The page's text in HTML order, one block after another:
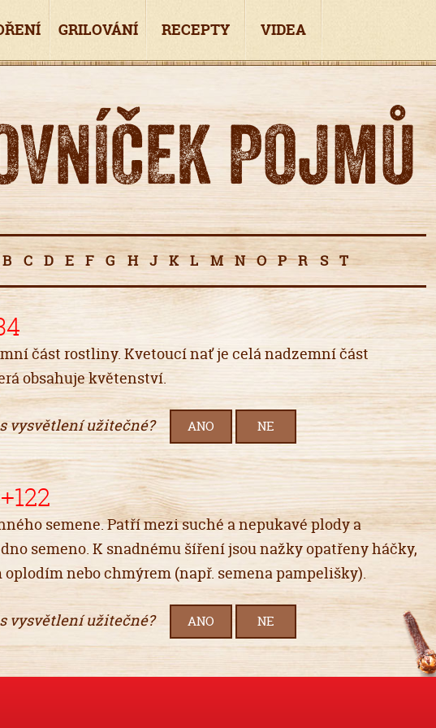
GRILOVÁNÍ RECEPTY VIDEA
POJMŮ
B C D E F G H J K L M N O P R S T
část rostliny. Kvetoucí nať je celá nadzemní část
obsahuje květenství.
vysvětlení užitečné? ANO NE
+122
semene. Patří mezi suché a nepukavé plody a
semeno. K snadnému šíření jsou nažky opatřeny háčky,
nebo chmýrem (např. semena pampelišky).
vysvětlení užitečné? ANO NE